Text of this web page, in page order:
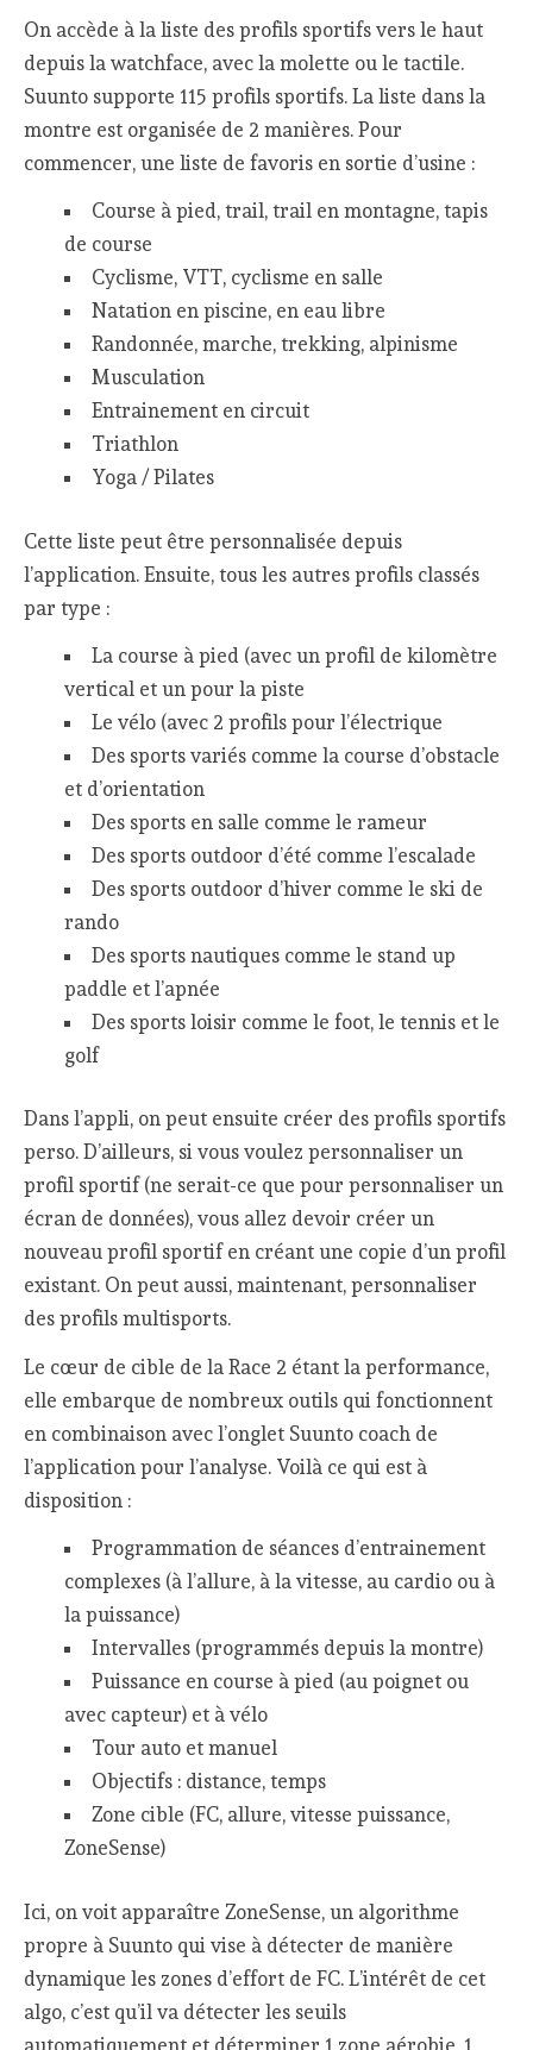
On accède à la liste des profils sportifs vers le haut
depuis la watchface, avec la molette ou le tactile.
Suunto supporte 115 profils sportifs. La liste dans la
montre est organisée de 2 manières. Pour
commencer, une liste de favoris en sortie d’usine :
Course à pied, trail, trail en montagne, tapis
de course
Cyclisme, VTT, cyclisme en salle
Natation en piscine, en eau libre
Randonnée, marche, trekking, alpinisme
Musculation
Entrainement en circuit
Triathlon
Yoga / Pilates
Cette liste peut être personnalisée depuis
l’application. Ensuite, tous les autres profils classés
par type :
La course à pied (avec un profil de kilomètre
vertical et un pour la piste
Le vélo (avec 2 profils pour l’électrique
Des sports variés comme la course d’obstacle
et d’orientation
Des sports en salle comme le rameur
Des sports outdoor d’été comme l’escalade
Des sports outdoor d’hiver comme le ski de
rando
Des sports nautiques comme le stand up
paddle et l’apnée
Des sports loisir comme le foot, le tennis et le
golf
Dans l’appli, on peut ensuite créer des profils sportifs
perso. D’ailleurs, si vous voulez personnaliser un
profil sportif (ne serait-ce que pour personnaliser un
écran de données), vous allez devoir créer un
nouveau profil sportif en créant une copie d’un profil
existant. On peut aussi, maintenant, personnaliser
des profils multisports.
Le cœur de cible de la Race 2 étant la performance,
elle embarque de nombreux outils qui fonctionnent
en combinaison avec l’onglet Suunto coach de
l’application pour l’analyse. Voilà ce qui est à
disposition :
Programmation de séances d’entrainement
complexes (à l’allure, à la vitesse, au cardio ou à
la puissance)
Intervalles (programmés depuis la montre)
Puissance en course à pied (au poignet ou
avec capteur) et à vélo
Tour auto et manuel
Objectifs : distance, temps
Zone cible (FC, allure, vitesse puissance,
ZoneSense)
Ici, on voit apparaître ZoneSense, un algorithme
propre à Suunto qui vise à détecter de manière
dynamique les zones d’effort de FC. L’intérêt de cet
algo, c’est qu’il va détecter les seuils
automatiquement et déterminer 1 zone aérobie, 1